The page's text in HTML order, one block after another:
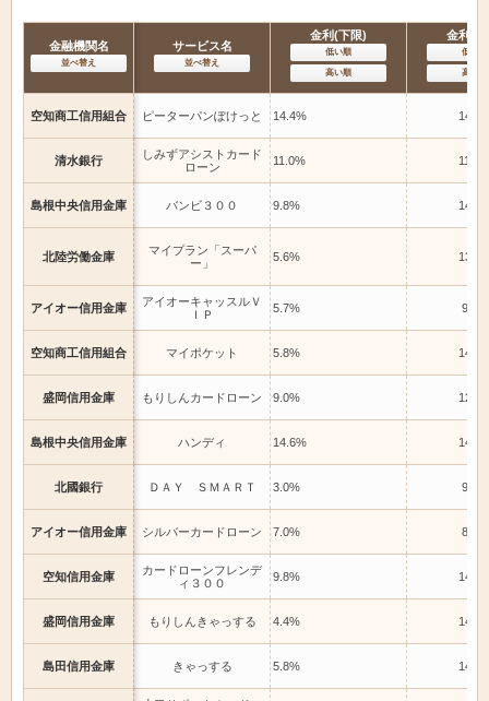
金融機関名
並べ替え
サービス名
並べ替え
金利(下限)
低い順
高い順
金利(上
低い順
高い順
空知商工信用組合
清水銀行
島根中央信用金庫
北陸労働金庫
アイオー信用金庫
空知商工信用組合
盛岡信用金庫
島根中央信用金庫
北國銀行
アイオー信用金庫
空知信用金庫
盛岡信用金庫
島田信用金庫
ピーターパンぽけっと 14.4%
しみずアシストカード
ローン
11.0%
バンビ３００ 9.8%
マイプラン「スーパ
ー」
5.6%
アイオーキャッスルＶ
ＩＰ
5.7% 9.8%
マイポケット 5.8%
もりしんカードローン 9.0%
ハンディ 14.6%
ＤＡＹ ＳＭＡＲＴ 3.0% 9.5%
シルバーカードローン 7.0% 8.0%
カードローンフレンデ
ィ３００
9.8%
もりしんきゃっする 4.4%
きゃっする 5.8%